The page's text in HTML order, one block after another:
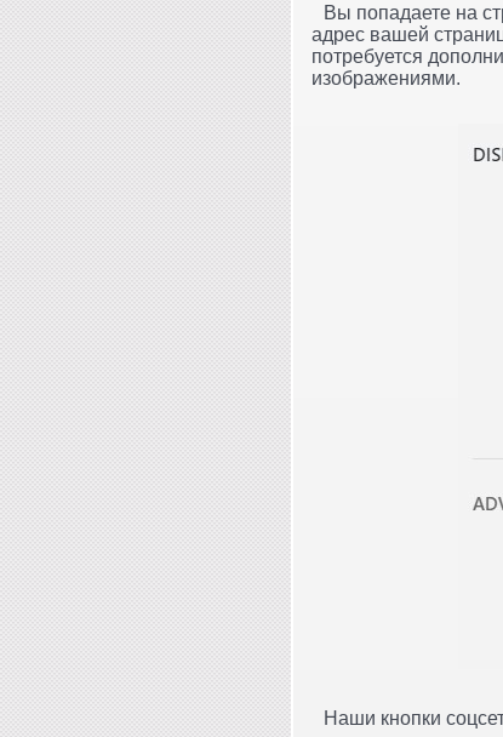
Вы попадаете на
адрес вашей
потребуется
изображениями.
Наши кнопки